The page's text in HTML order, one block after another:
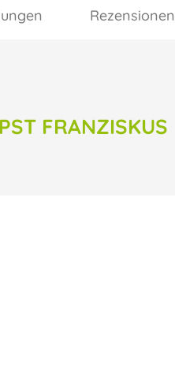
Rezensionen
FRANZISKUS